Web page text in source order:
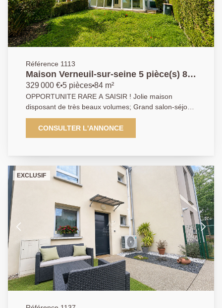
Référence 1113
Maison Verneuil-sur-seine 5 pièce(s) 83
m2
329 000 € 5 pièces 84 m²
OPPORTUNITE RARE A SAISIR ! Jolie maison
disposant de très beaux volumes; Grand salon-séjour
traversant, et climatisé, agrémenté d'un spacieuse
véranda d'au moins 30 m2, une vraie pièce de vie
supplémentaire et conviviale, ceci en toutes saisons.
ceci, dès l'entrée dans les lieux. Vous disposerez en
rez-de-chaussée, d'une cuisine indépendante pouvant
être ouverte sur le salon, d'un wc indépendant, ainsi
que de l'accès au sous-sol. Le + Cette maison est
édifiée sur un sous-sol total avec moultes rangements
et parking. A l'étage, 3 belles chambres avec placards
intégrés et grande salle de douche avec wc. Et
toujours cette luminosité impressionnante! Cette
maison est particulièrement bien conçue et habitable
de suite; A remettre tranquillement au goût du jour à
votre rythme (déco). Le jardin, clos, est très agréable,
sans aucun vis à vis et très au calme. Très jolie vue
dégagée de l'étage. Les propriétaires ont déjà fait
quelques travaux de confort, la plupart des fenêtres
ont été changées en PVC + Volet PVC + Porte
CONSULTER L'ANNONCE
EXCLUSIF